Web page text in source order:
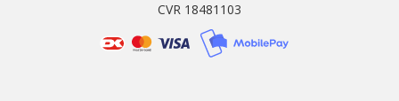
CVR 18481103